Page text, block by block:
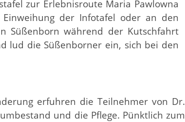
zur Erlebnisroute Maria Pawlowna
der Infotafel oder an den
Süßenborn während der Kutschfahrt
lud die Süßenborner ein, sich bei den
erfuhren die Teilnehmer von Dr.
und die Pflege. Pünktlich zum